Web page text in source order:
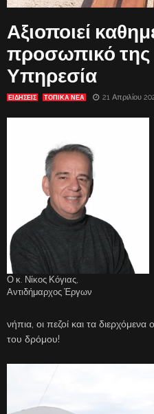
Αξιοποιεί
προσωπικό της
Υπηρεσία
ΕΙΔΗΣΕΙΣ ΤΟΠΙΚΑ ΝΕΑ 21 Απριλίου
Ο κ. Νίκος Κόγιας,
Αντιδήμαρχος Έργων
νήπια, οι πεζοί και τα
του δρόμου!